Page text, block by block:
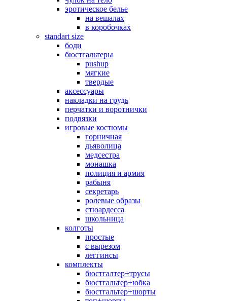
эротическое белье
на вешалах
в коробочках
standart size
боди
бюстгальтеры
pushup
мягкие
твердые
аксессуары
накладки на грудь
перчатки и воротнички
подвязки
игровые костюмы
горничная
дьяволица
медсестра
монашка
полиция и армия
рабыня
секретарь
ролевые образы
стюардесса
школьница
колготы
простые
с вырезом
леггинсы
комплекты
бюстгалтер+трусы
бюстгальтер+юбка
бюстгальтер+шорты